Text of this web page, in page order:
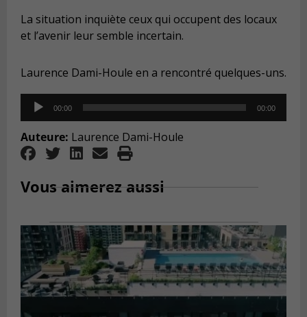
La situation inquiète ceux qui occupent des locaux
et l’avenir leur semble incertain.
Laurence Dami-Houle en a rencontré quelques-uns.
Audio
Player
00:00 00:00
Auteure: Laurence Dami-Houle
Vous aimerez aussi